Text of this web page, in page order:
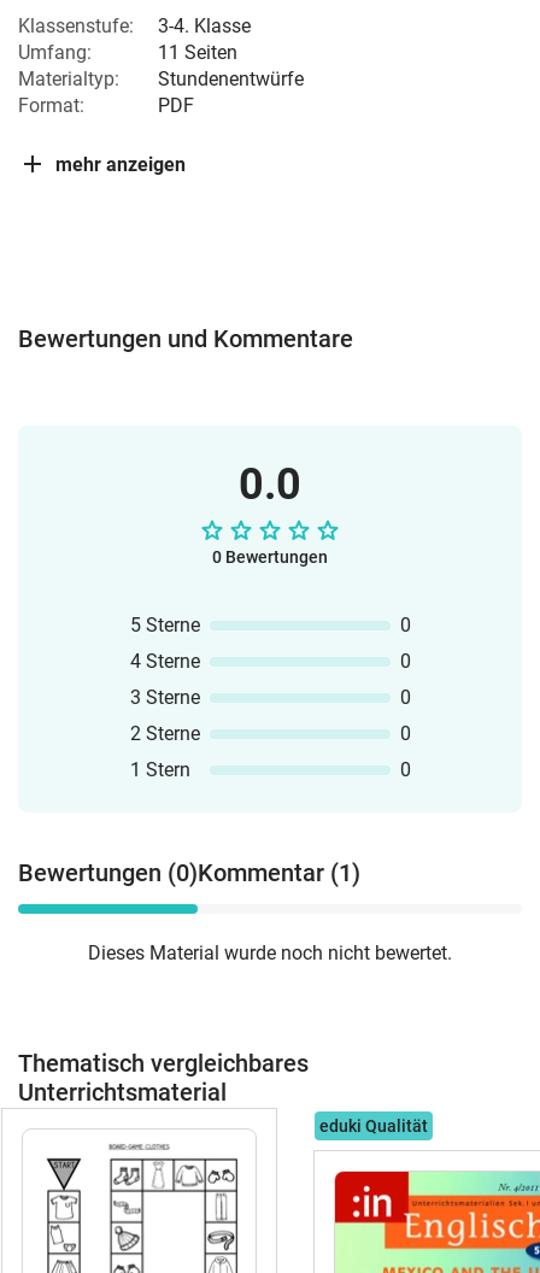
Klassenstufe:
3-4. Klasse
Umfang:
11 Seiten
Materialtyp:
Stundenentwürfe
Format:
PDF
mehr anzeigen
Bewertungen und Kommentare
0.0
0 Bewertungen
5 Sterne
0
4 Sterne
0
3 Sterne
0
2 Sterne
0
1 Stern
0
Bewertungen (0)Kommentar (1)
Dieses Material wurde noch nicht bewertet.
Thematisch vergleichbares
Unterrichtsmaterial
eduki Qualität